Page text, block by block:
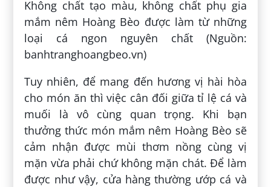
Không chất tạo màu, không chất phụ gia
mắm nêm Hoàng Bèo được làm từ những
loại cá ngon nguyên chất (Nguồn:
banhtranghoangbeo.vn)
Tuy nhiên, để mang đến hương vị hài hòa
cho món ăn thì việc cân đối giữa tỉ lệ cá và
muối là vô cùng quan trọng. Khi bạn
thưởng thức món mắm nêm Hoàng Bèo sẽ
cảm nhận được mùi thơm nồng cùng vị
mặn vừa phải chứ không mặn chát. Để làm
được như vậy, cửa hàng thường ướp cá và